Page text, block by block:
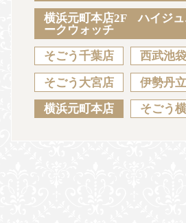
JA EN CH
横浜元町本店2F ハイジュ
ークウォッチ
そごう千葉店 西武池
そごう大宮店 伊勢丹
横浜元町本店 そごう